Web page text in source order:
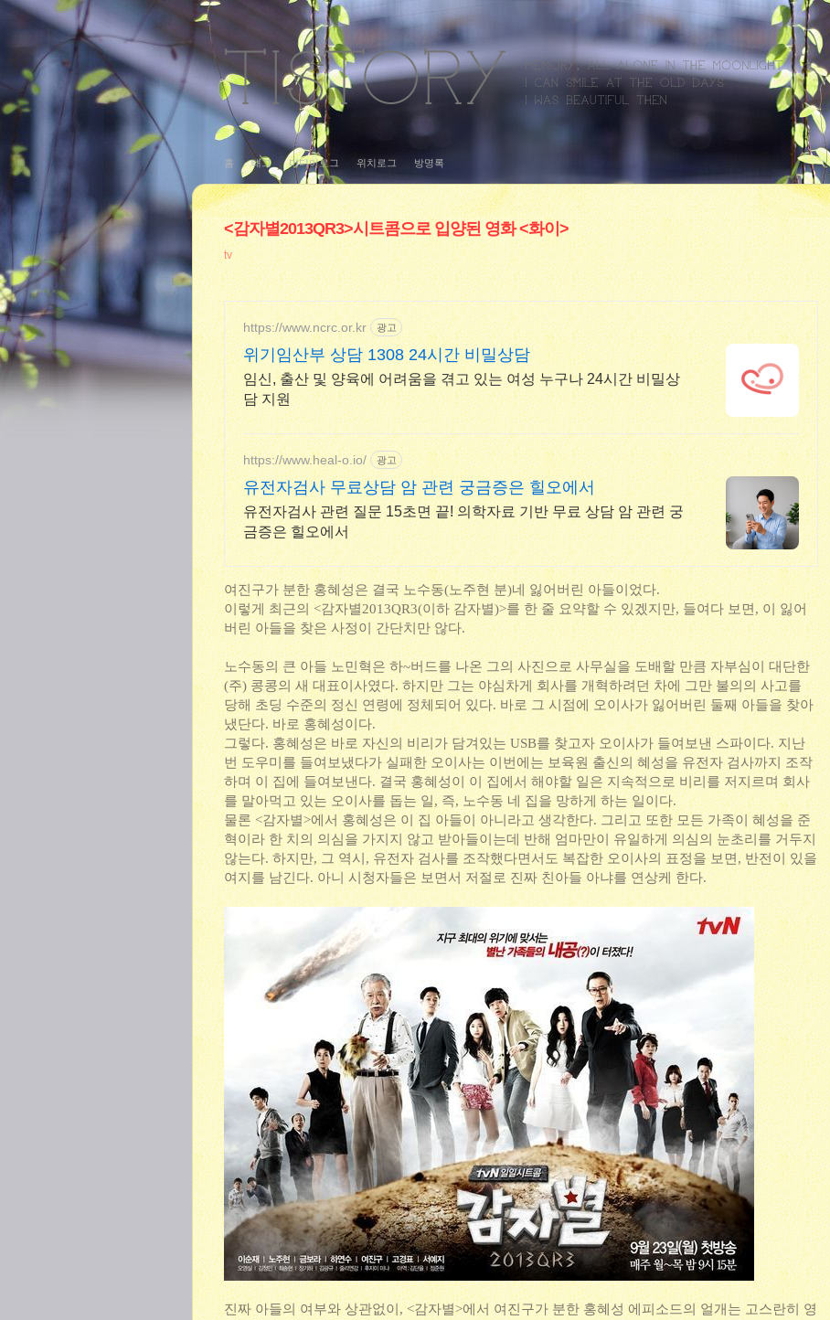
홈 태그 미디어로그 위치로그 방명록
<감자별2013QR3>시트콤으로 입양된 영화 <화이>
tv
https://www.ncrc.or.kr 광고
위기임산부 상담 1308 24시간 비밀상담
임신, 출산 및 양육에 어려움을 겪고 있는 여성 누구나 24시간 비밀상
담 지원
https://www.heal-o.io/ 광고
유전자검사 무료상담 암 관련 궁금증은 힐오에서
유전자검사 관련 질문 15초면 끝! 의학자료 기반 무료 상담 암 관련 궁
금증은 힐오에서
여진구가 분한 홍혜성은 결국 노수동(노주현 분)네 잃어버린 아들이었다.
이렇게 최근의 <감자별2013QR3(이하 감자별)>를 한 줄 요약할 수 있겠지만, 들여다 보면, 이 잃어
버린 아들을 찾은 사정이 간단치만 않다.
노수동의 큰 아들 노민혁은 하~버드를 나온 그의 사진으로 사무실을 도배할 만큼 자부심이 대단한
(주) 콩콩의 새 대표이사였다. 하지만 그는 야심차게 회사를 개혁하려던 차에 그만 불의의 사고를
당해 초딩 수준의 정신 연령에 정체되어 있다. 바로 그 시점에 오이사가 잃어버린 둘째 아들을 찾아
냈단다. 바로 홍혜성이다.
그렇다. 홍혜성은 바로 자신의 비리가 담겨있는 USB를 찾고자 오이사가 들여보낸 스파이다. 지난
번 도우미를 들여보냈다가 실패한 오이사는 이번에는 보육원 출신의 혜성을 유전자 검사까지 조작
하며 이 집에 들여보낸다. 결국 홍혜성이 이 집에서 해야할 일은 지속적으로 비리를 저지르며 회사
를 말아먹고 있는 오이사를 돕는 일, 즉, 노수동 네 집을 망하게 하는 일이다.
물론 <감자별>에서 홍혜성은 이 집 아들이 아니라고 생각한다. 그리고 또한 모든 가족이 혜성을 준
혁이라 한 치의 의심을 가지지 않고 받아들이는데 반해 엄마만이 유일하게 의심의 눈초리를 거두지
않는다. 하지만, 그 역시, 유전자 검사를 조작했다면서도 복잡한 오이사의 표정을 보면, 반전이 있을
여지를 남긴다. 아니 시청자들은 보면서 저절로 진짜 친아들 아냐를 연상케 한다.
진짜 아들의 여부와 상관없이, <감자별>에서 여진구가 분한 홍혜성 에피소드의 얼개는 고스란히 영